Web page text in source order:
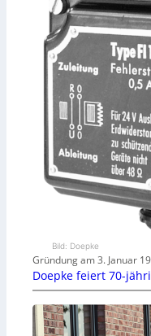
Bild: Doepke
Gründung am 3. Januar
Doepke feiert 70-